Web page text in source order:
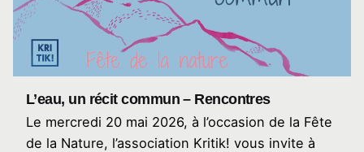
L’eau, un récit commun – Rencontres
Le mercredi 20 mai 2026, à l’occasion de la Fête
de la Nature, l’association Kritik! vous invite à